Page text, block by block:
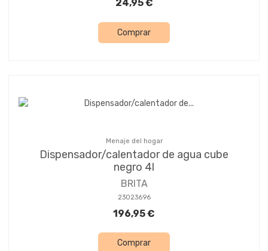
24,95 €
Comprar
Menaje del hogar
Dispensador/calentador de agua cube
negro 4l
BRITA
23023696
196,95 €
Comprar